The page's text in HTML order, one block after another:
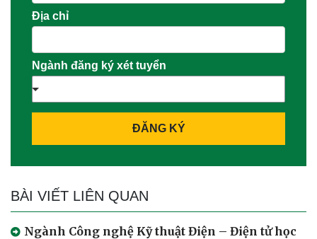
Địa chỉ
Ngành đăng ký xét tuyển
ĐĂNG KÝ
BÀI VIẾT LIÊN QUAN
Ngành Công nghệ Kỹ thuật Điện – Điện tử học